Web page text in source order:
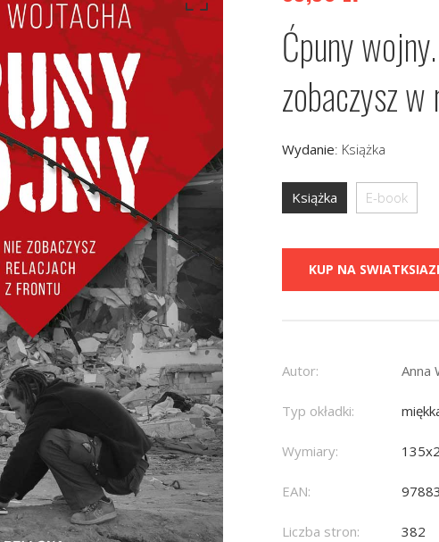
Ćpuny
zobaczysz
Wydanie: Książka
Książka E-book
KUP NA
Autor: Anna
Typ okładki:
Wymiary:
EAN:
Liczba stron: 382